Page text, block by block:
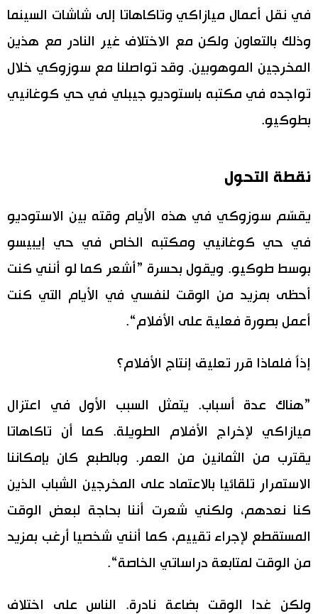
في نقل أعمال ميازاكي وتاكاهاتا إلى شاشات السينما
وذلك بالتعاون ولكن مع الاختلاف غير النادر مع هذين
المخرجين الموهوبين. وقد تواصلنا مع سوزوكي خلال
تواجده في مكتبه باستوديو جيبلي في حي كوغانيي
بطوكيو.
نقطة التحول
يقسّم سوزوكي في هذه الأيام وقته بين الاستوديو
في حي كوغانيي ومكتبه الخاص في حي إيبيسو
بوسط طوكيو. ويقول بحسرة ”أشعر كما لو أنني كنت
أحظى بمزيد من الوقت لنفسي في الأيام التي كنت
أعمل بصورة فعلية على الأفلام“.
إذاً فلماذا قرر تعليق إنتاج الأفلام؟
”هناك عدة أسباب. يتمثل السبب الأول في اعتزال
ميازاكي لإخراج الأفلام الطويلة. كما أن تاكاهاتا
يقترب من الثمانين من العمر. وبالطبع كان بإمكاننا
الاستمرار تلقائيا بالاعتماد على المخرجين الشباب الذين
كنا نعدهم، ولكني شعرت أننا بحاجة لبعض الوقت
المستقطع لإجراء تقييم، كما أنني شخصيا أرغب بمزيد
من الوقت لمتابعة دراساتي الخاصة“.
ولكن غدا الوقت بضاعة نادرة. الناس على اختلاف